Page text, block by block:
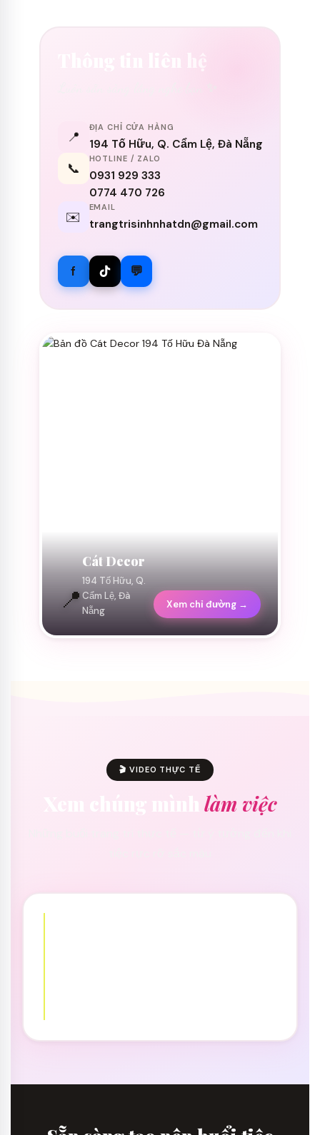
Thông tin liên hệ
📍
ĐỊA CHỈ CỬA HÀNG
194 Tố Hữu, Q. Cẩm Lệ, Đà Nẵng
📞
HOTLINE / ZALO
0931 929 333
0774 470 726
✉️
EMAIL
trangtrisinhnhatdn@gmail.com
f 💬
📍
Cát Decor
194 Tố Hữu, Q.
Cẩm Lệ, Đà
Nẵng
Xem chỉ đường →
🎬 VIDEO THỰC TẾ
Xem chúng mình làm việc